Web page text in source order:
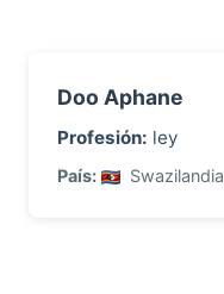
Doo Aphane
Profesión: ley
País: Swazilandia